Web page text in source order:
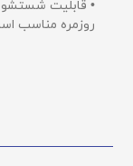
• قابلیت شستشو
روزمره مناسب